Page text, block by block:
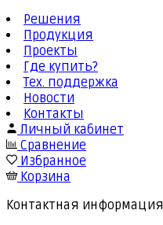
Решения
Продукция
Проекты
Где купить?
Тех. поддержка
Новости
Контакты
Личный кабинет
Сравнение
Избранное
Корзина
Контактная информация